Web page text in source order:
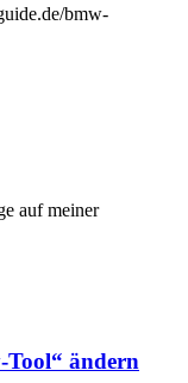
bmw-
auf meiner
Tool“ ändern